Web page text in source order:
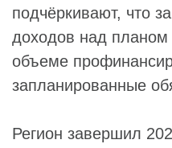
подчёркивают, что
доходов над
объеме
запланированные
Регион завершил